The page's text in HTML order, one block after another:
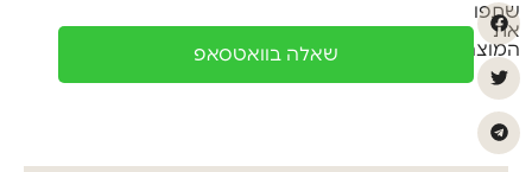
שתפו
את
המוצר
שאלה בוואטסאפ